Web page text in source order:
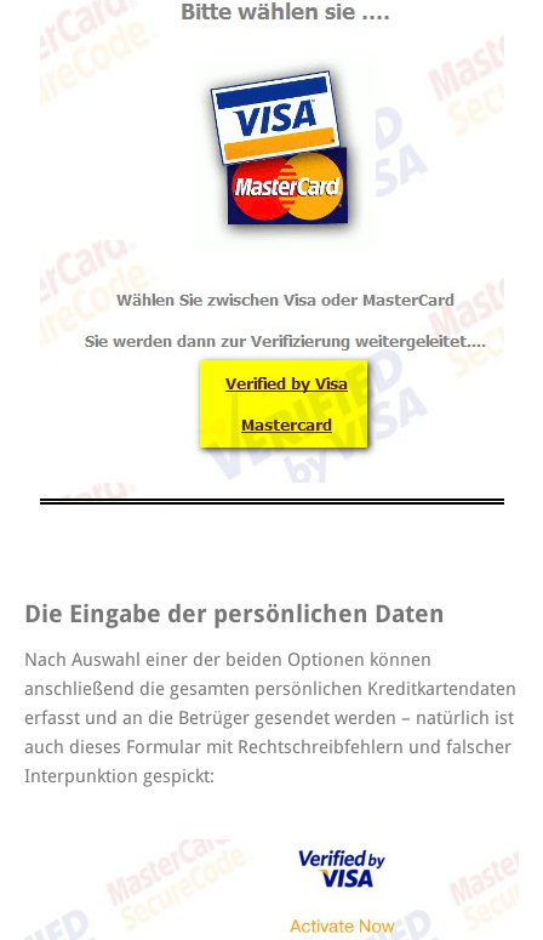
Die Eingabe der persönlichen Daten
Nach Auswahl einer der beiden Optionen können
anschließend die gesamten persönlichen Kreditkartendaten
erfasst und an die Betrüger gesendet werden – natürlich ist
auch dieses Formular mit Rechtschreibfehlern und falscher
Interpunktion gespickt: